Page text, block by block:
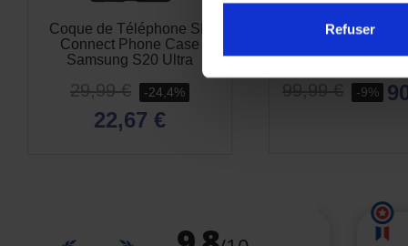
Refuser
Coque de Téléphone SP
Connect Phone Case
Samsung S20 Ultra
29,99 € -24,4%
22,67 €
Pack Complet SP
Ultra
-9%